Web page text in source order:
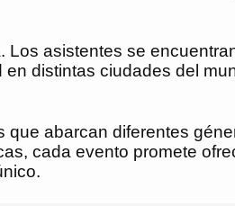
asistentes se
distintas ciudades del
abarcan diferentes
cada evento promete